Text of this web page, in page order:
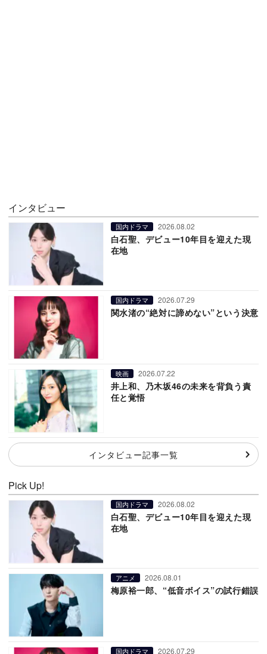
インタビュー
国内ドラマ 2026.08.02
白石聖、デビュー10年目を迎えた現
在地
国内ドラマ 2026.07.29
関水渚の“絶対に諦めない”という決意
映画 2026.07.22
井上和、乃木坂46の未来を背負う責
任と覚悟
インタビュー記事一覧
Pick Up!
国内ドラマ 2026.08.02
白石聖、デビュー10年目を迎えた現
在地
アニメ 2026.08.01
梅原裕一郎、“低音ボイス”の試行錯誤
国内ドラマ 2026.07.29